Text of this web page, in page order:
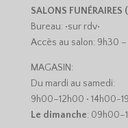
SALONS
Bureau: •sur rdv•
Accès au salon: 9h30 –
MAGASIN:
Du mardi au samedi:
9h00–12h00 • 14h00-
Le dimanche: